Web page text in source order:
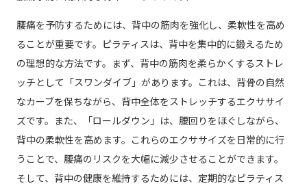
腰痛を予防するためには、背中の筋肉を強化し、柔軟性を高め
ることが重要です。ピラティスは、背中を集中的に鍛えるため
の理想的な方法です。まず、背中の筋肉を柔らかくするストレ
ッチとして「スワンダイブ」があります。これは、背骨の自然
なカーブを保ちながら、背中全体をストレッチするエクササイ
ズです。また、「ロールダウン」は、腰回りをほぐしながら、
背中の柔軟性を高めます。これらのエクササイズを日常的に行
うことで、腰痛のリスクを大幅に減少させることができます。
そして、背中の健康を維持するためには、定期的なピラティス